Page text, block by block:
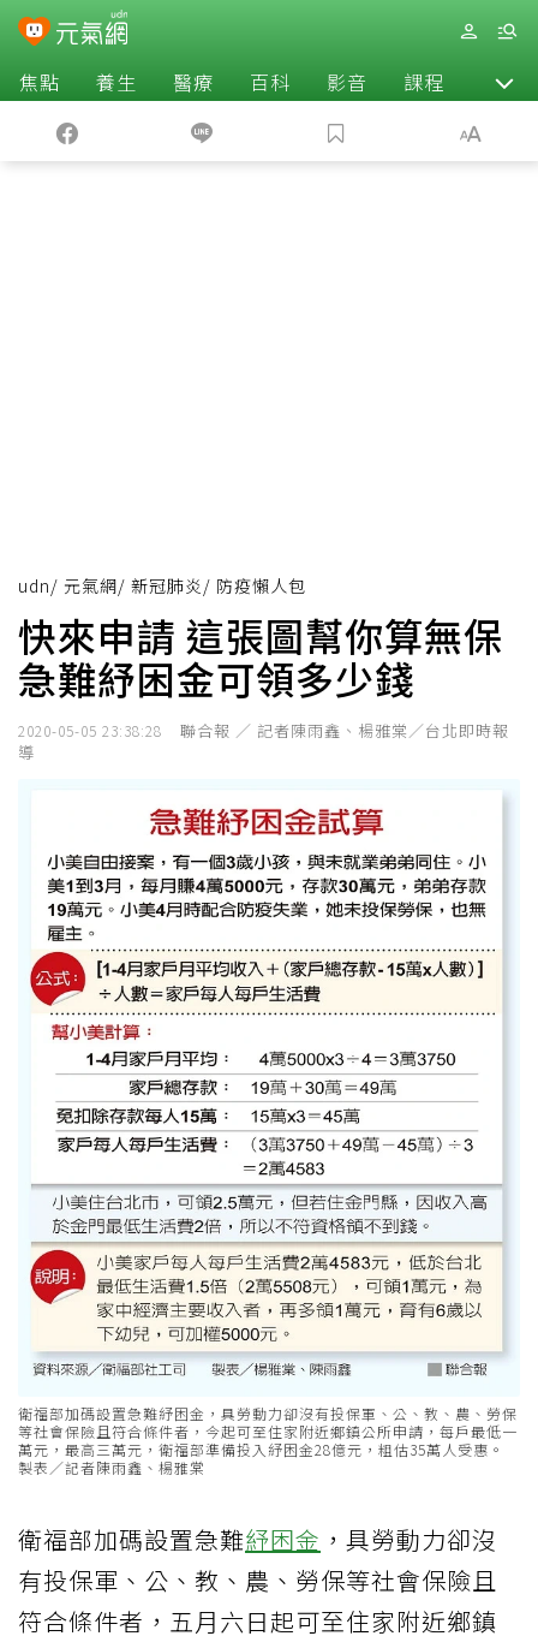
焦點 養生 醫療 百科 影音 課程 退休
udn/ 元氣網/ 新冠肺炎 / 防疫懶人包
快來申請 這張圖幫你算無保
急難紓困金可領多少錢
2020-05-05 23:38:28
聯合報 ／ 記者陳雨鑫、楊雅棠／台北即時報
導
衛福部加碼設置急難紓困金，具勞動力卻沒有投保軍、公、教、農、勞保
等社會保險且符合條件者，今起可至住家附近鄉鎮公所申請，每戶最低一
萬元，最高三萬元，衛福部準備投入紓困金28億元，粗估35萬人受惠。
製表／記者陳雨鑫、楊雅棠
衛福部加碼設置急難紓困金 ，具勞動力卻沒
有投保軍、公、教、農、勞保等社會保險且
符合條件者，五月六日起可至住家附近鄉鎮